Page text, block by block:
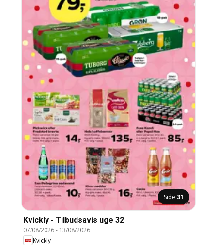
Side 31
Kvickly - Tilbudsavis uge 32
07/08/2026- 13/08/2026
Kvickly